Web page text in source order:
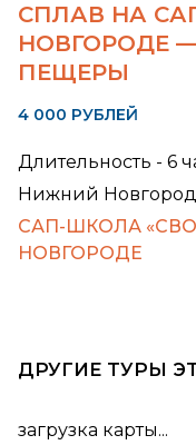
СПЛАВ НА
НОВГОРОДЕ
ПЕЩЕРЫ
4 000 РУБЛЕЙ
Длительность - 6
Нижний Новгород
САП-ШКОЛА
НОВГОРОДЕ
ДРУГИЕ ТУРЫ
загрузка карты...